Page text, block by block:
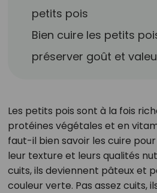
petits pois
Bien cuire les petits
préserver goût et
Les petits pois sont à la fois
protéines végétales et en
faut-il bien savoir les cuire
leur texture et leurs qualités
cuits, ils deviennent pâteux et
couleur verte. Pas assez cuits,